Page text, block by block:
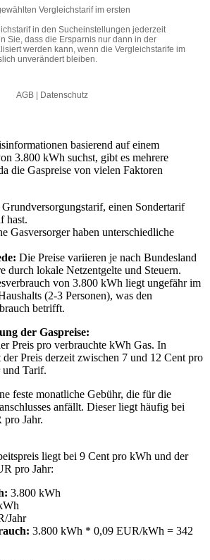
basierend auf einem
3.800 kWh suchst, gibt es mehrere
die Gaspreise von vielen Faktoren
einen Sondertarif
hast.
Gasversorger haben unterschiedliche
Die Preise variieren je nach Bundesland
durch lokale Netzentgelte und Steuern.
von 3.800 kWh liegt ungefähr im
(2-3 Personen), was den
betrifft.
der Gaspreise:
Preis pro verbrauchte kWh Gas. In
Preis derzeit zwischen 7 und 12 Cent pro
Tarif.
feste monatliche Gebühr, die für die
anfällt. Dieser liegt häufig bei
Jahr.
liegt bei 9 Cent pro kWh und der
pro Jahr:
3.800 kWh
Jahr
3.800 kWh * 0,09 EUR/kWh = 342